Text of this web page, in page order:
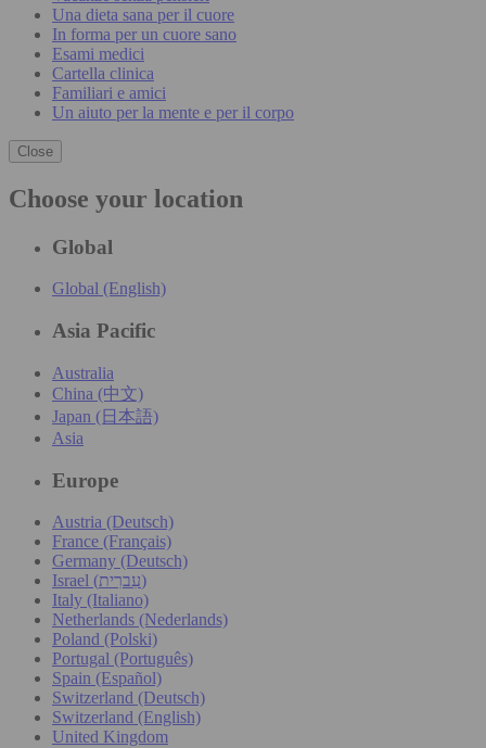
Una dieta sana per il cuore
In forma per un cuore sano
Esami medici
Cartella clinica
Familiari e amici
Un aiuto per la mente e per il corpo
Close
Choose your location
Global
Global (English)
Asia Pacific
Australia
China (中文)
Japan (日本語)
Asia
Europe
Austria (Deutsch)
France (Français)
Germany (Deutsch)
Israel (עִברִית)
Italy (Italiano)
Netherlands (Nederlands)
Poland (Polski)
Portugal (Português)
Spain (Español)
Switzerland (Deutsch)
Switzerland (English)
United Kingdom